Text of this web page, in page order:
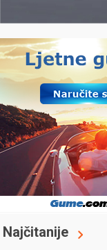
Najčitanije